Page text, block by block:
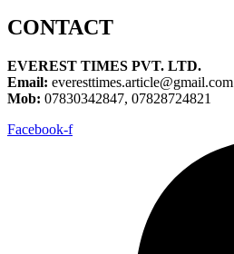
CONTACT
EVEREST TIMES PVT. LTD.
Email: everesttimes.article@gmail.com
Mob: 07830342847, 07828724821
Facebook-f